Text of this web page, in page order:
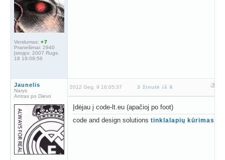
Verslumas: +7
Pranešimai: 2940
Įstojęs: 2007 Rugs.
18 19:09:56
Jaunelis
Narys
Antras po Dievo
2012 Geg. 9 16:05:37 3 žinutė iš 6
Įdėjau į code-lt.eu (apačioj po foot)
code and design solutions tinklalapių kūrimas